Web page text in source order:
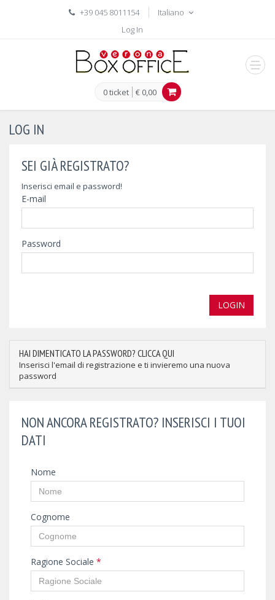
+39 045 8011154
Italiano
Log In
0 ticket € 0,00
LOG IN
SEI GIÀ REGISTRATO?
Inserisci email e password!
E-mail
Password
LOGIN
HAI DIMENTICATO LA PASSWORD? CLICCA QUI
Inserisci l'email di registrazione e ti invieremo una nuova
password
NON ANCORA REGISTRATO? INSERISCI I TUOI
DATI
Nome
Cognome
Ragione Sociale *